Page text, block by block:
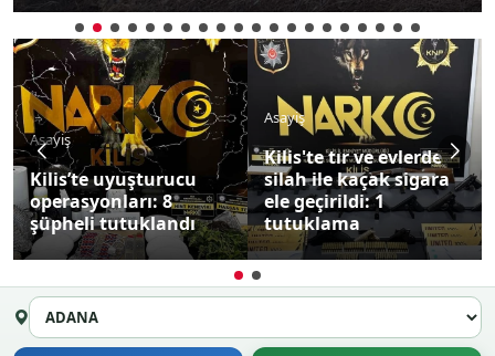
Asayiş
Kilis’te uyuşturucu
operasyonları: 8
şüpheli tutuklandı
Asayiş
Kilis'te tır ve evlerde
silah ile kaçak sigara
ele geçirildi: 1
tutuklama